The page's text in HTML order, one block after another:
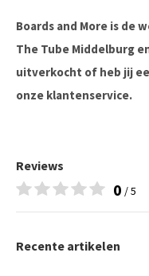
Boards and More is de
The Tube Middelburg
uitverkocht of heb jij
onze klantenservice.
Reviews
0 / 5
Recente artikelen